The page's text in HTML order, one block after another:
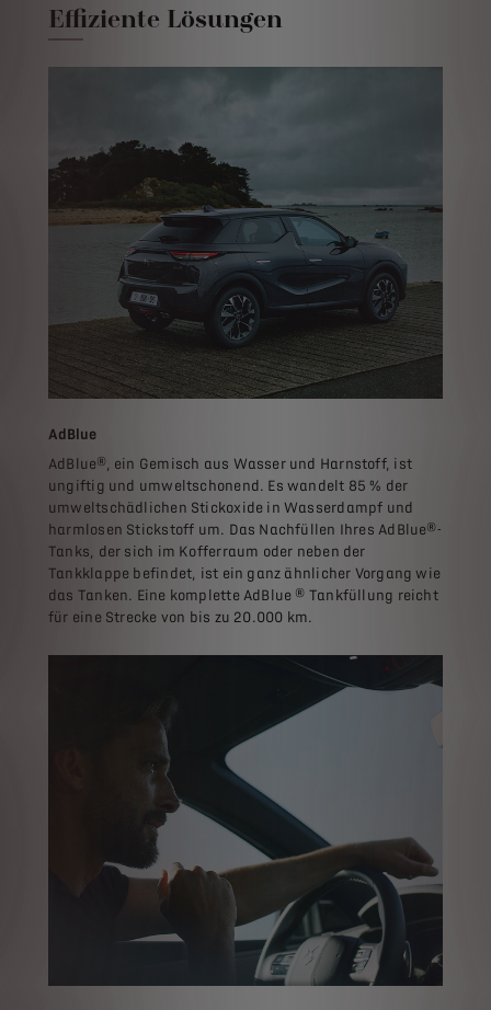
Effiziente Lösungen
AdBlue
AdBlue®, ein Gemisch aus Wasser und Harnstoff, ist
ungiftig und umweltschonend. Es wandelt 85 % der
umweltschädlichen Stickoxide in Wasserdampf und
harmlosen Stickstoff um. Das Nachfüllen Ihres AdBlue®-
Tanks, der sich im Kofferraum oder neben der
Tankklappe befindet, ist ein ganz ähnlicher Vorgang wie
das Tanken. Eine komplette AdBlue ® Tankfüllung reicht
für eine Strecke von bis zu 20.000 km.